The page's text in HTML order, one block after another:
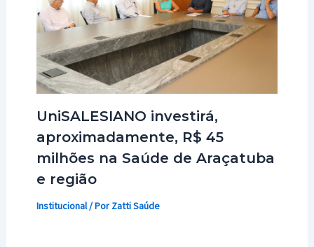
UniSALESIANO investirá,
aproximadamente, R$ 45
milhões na Saúde de Araçatuba
e região
Institucional/ PorZatti Saúde